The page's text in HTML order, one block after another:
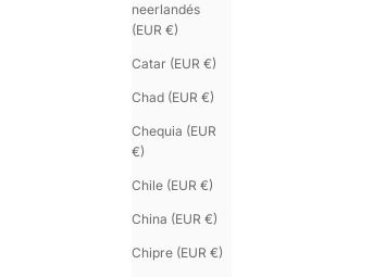
neerlandés
(EUR €)
Catar (EUR €)
Chad (EUR €)
Chequia (EUR
€)
Chile (EUR €)
China (EUR €)
Chipre (EUR €)